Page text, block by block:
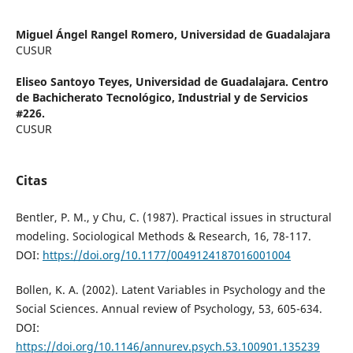
Miguel Ángel Rangel Romero, Universidad de Guadalajara
CUSUR
Eliseo Santoyo Teyes, Universidad de Guadalajara. Centro
de Bachicherato Tecnológico, Industrial y de Servicios
#226.
CUSUR
Citas
Bentler, P. M., y Chu, C. (1987). Practical issues in structural
modeling. Sociological Methods & Research, 16, 78-117.
DOI: https://doi.org/10.1177/0049124187016001004
Bollen, K. A. (2002). Latent Variables in Psychology and the
Social Sciences. Annual review of Psychology, 53, 605-634.
DOI:
https://doi.org/10.1146/annurev.psych.53.100901.135239